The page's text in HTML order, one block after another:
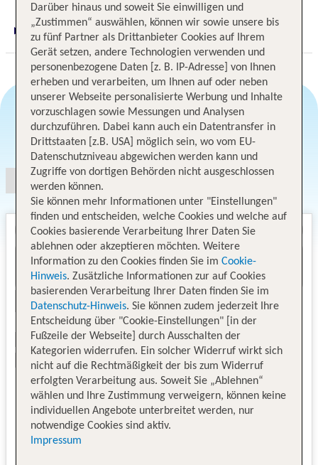
Digitaler und telefonischer 24/7 TUI Service
Angebotsauswahl
Darüber hinaus und soweit Sie einwilligen und
„Zustimmen“ auswählen, können wir sowie unsere bis
zu fünf Partner als Drittanbieter Cookies auf Ihrem
Gerät setzen, andere Technologien verwenden und
personenbezogene Daten [z. B. IP-Adresse] von Ihnen
erheben und verarbeiten, um Ihnen auf oder neben
unserer Webseite personalisierte Werbung und Inhalte
vorzuschlagen sowie Messungen und Analysen
durchzuführen. Dabei kann auch ein Datentransfer in
Drittstaaten [z.B. USA] möglich sein, wo vom EU-
Datenschutzniveau abgewichen werden kann und
Zugriffe von dortigen Behörden nicht ausgeschlossen
werden können.
Sie können mehr Informationen unter "Einstellungen"
finden und entscheiden, welche Cookies und welche auf
Cookies basierende Verarbeitung Ihrer Daten Sie
ablehnen oder akzeptieren möchten. Weitere
Information zu den Cookies finden Sie im Cookie-
Hinweis. Zusätzliche Informationen zur auf Cookies
basierenden Verarbeitung Ihrer Daten finden Sie im
Datenschutz-Hinweis. Sie können zudem jederzeit Ihre
Entscheidung über "Cookie-Einstellungen" [in der
Fußzeile der Webseite] durch Ausschalten der
Kategorien widerrufen. Ein solcher Widerruf wirkt sich
nicht auf die Rechtmäßigkeit der bis zum Widerruf
erfolgten Verarbeitung aus. Soweit Sie „Ablehnen“
wählen und Ihre Zustimmung verweigern, können keine
individuellen Angebote unterbreitet werden, nur
notwendige Cookies sind aktiv.
Impressum